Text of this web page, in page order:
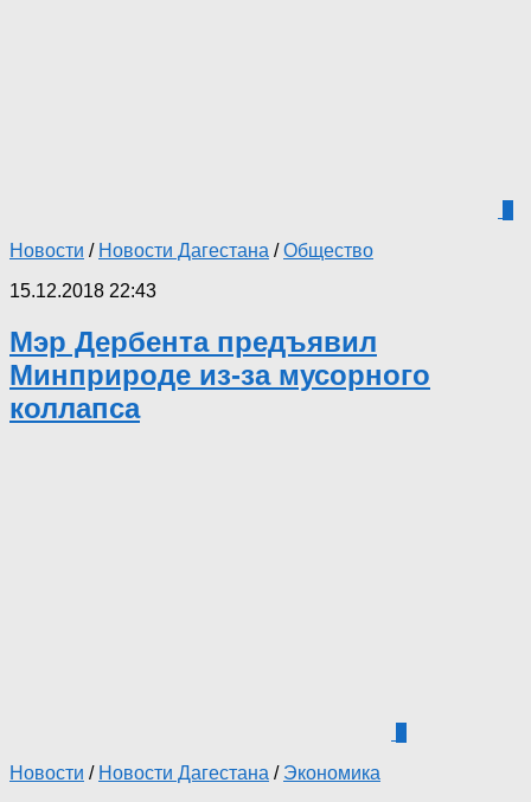
Новости / Новости Дагестана /Общество
15.12.2018 22:43
Мэр Дербента предъявил
Минприроде из-за мусорного
коллапса
Новости / Новости Дагестана / Экономика